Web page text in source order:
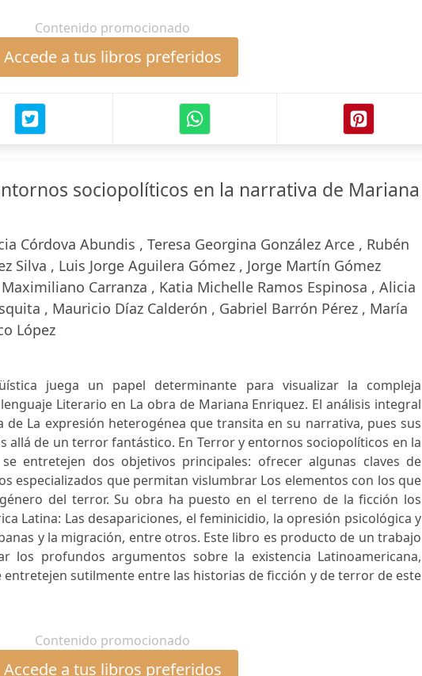
Contenido promocionado
Accede a tus libros preferidos
sociopolíticos en la narrativa de Mariana
Córdova Abundis , Teresa Georgina González Arce , Rubén
Silva , Luis Jorge Aguilera Gómez , Jorge Martín Gómez
Carranza , Katia Michelle Ramos Espinosa , Alicia
, Mauricio Díaz Calderón , Gabriel Barrón Pérez , María
López
juega un papel determinante para visualizar la compleja
Literario en La obra de Mariana Enriquez. El análisis integral
de La expresión heterogénea que transita en su narrativa, pues sus
allá de un terror fantástico. En Terror y entornos sociopolíticos en la
entretejen dos objetivos principales: ofrecer algunas claves de
especializados que permitan vislumbrar Los elementos con los que
del terror. Su obra ha puesto en el terreno de la ficción los
Latina: Las desapariciones, el feminicidio, la opresión psicológica y
y la migración, entre otros. Este libro es producto de un trabajo
los profundos argumentos sobre la existencia Latinoamericana,
sutilmente entre las historias de ficción y de terror de este
Contenido promocionado
Accede a tus libros preferidos